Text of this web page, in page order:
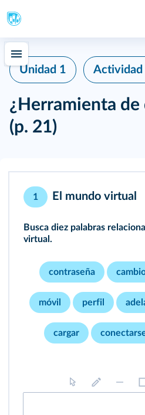
Unidad 1 Actividad
¿Herramienta de
(p. 21)
1 El mundo virtual
Busca diez palabras
virtual.
contraseña
móvil perfil
cargar